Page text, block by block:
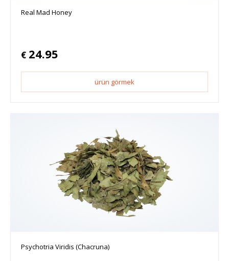
Real Mad Honey
€ 24.95
ürün görmek
Psychotria Viridis (Chacruna)